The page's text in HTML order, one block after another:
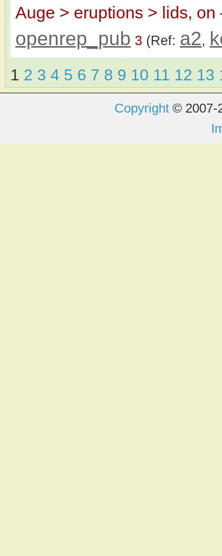
Auge > eruptions > lids, on
openrep_pub 3 (Ref: a2,
1 2 3 4 5 6 7 8 9 10 11 12 13
Copyright © 2007-